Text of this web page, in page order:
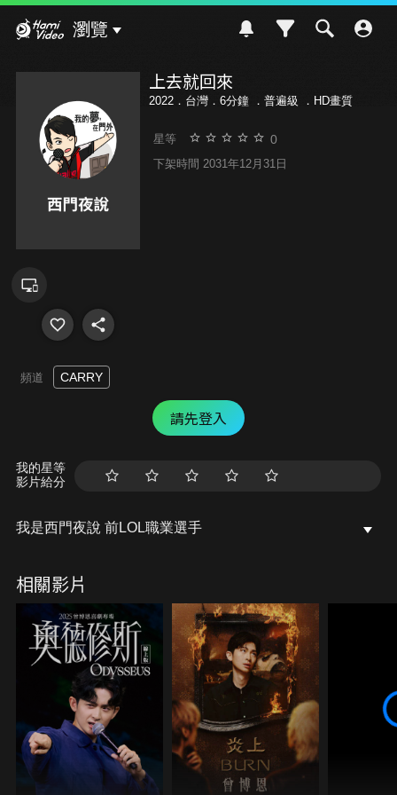
瀏覽
上去就回來
2022．台灣．6分鐘 ． 普遍級 ．HD畫質
星等 0
下架時間 2031年12月31日
頻道 CARRY
請先登入
我的星等
影片給分
我是西門夜說 前LOL職業選手
相關影片